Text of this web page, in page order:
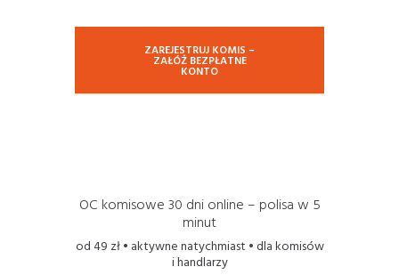
ZAREJESTRUJ KOMIS –
ZAŁÓŻ BEZPŁATNE
KONTO
OC komisowe 30 dni online – polisa w 5
minut
od 49 zł • aktywne natychmiast • dla komisów
i handlarzy